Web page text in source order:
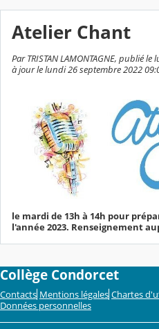
Atelier Chant
Par TRISTAN LAMONTAGNE, publié
à jour le lundi 26 septembre 2022
le mardi de 13h à 14h pour
l'année 2023. Renseignement
Collège Condorcet
Contacts Mentions légales Chartes
Données personnelles